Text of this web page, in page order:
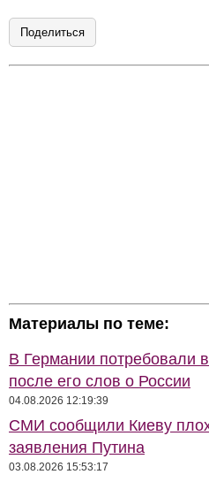
Поделиться
Материалы по теме:
В Германии потребовали
после его слов о России
04.08.2026 12:19:39
СМИ сообщили Киеву
заявления Путина
03.08.2026 15:53:17